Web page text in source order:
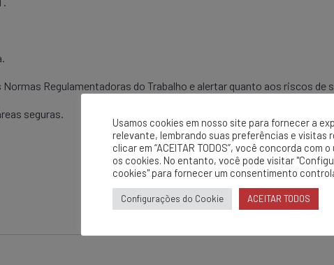
Regulamentadoras do Trabalho e alertar quanto aos riscos
seguras.
Usamos cookies em nosso site para fornecer a
relevante, lembrando suas preferências e visitas
clicar em “ACEITAR TODOS”, você concorda com o
os cookies. No entanto, você pode visitar
cookies" para fornecer um consentimento
Configurações do Cookie ACEITAR TODOS